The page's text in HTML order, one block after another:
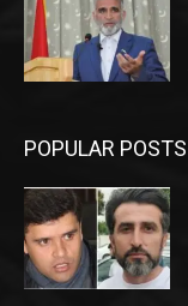
POPULAR POSTS